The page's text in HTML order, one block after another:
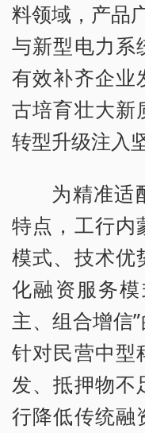
料领域，产品
与新型电力系
有效补齐企业
古培育壮大新
转型升级注入
为精准适
特点，工行内
模式、技术优
化融资服务
主、组合增信
针对民营中型
发、抵押物不
行降低传统融